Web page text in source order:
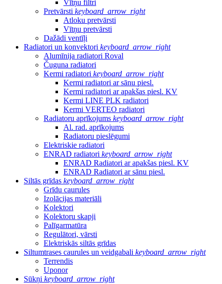
Vītņu filtri
Pretvārsti keyboard_arrow_right
Atloku pretvārsti
Vītņu pretvārsti
Dažādi ventīļi
Radiatori un konvektori keyboard_arrow_right
Alumīnija radiatori Roval
Čuguna radiatori
Kermi radiatori keyboard_arrow_right
Kermi radiatori ar sānu piesl.
Kermi radiatori ar apakšas piesl. KV
Kermi LINE PLK radiatori
Kermi VERTEO radiatori
Radiatoru aprīkojums keyboard_arrow_right
Al. rad. aprīkojums
Radiatoru pieslēgumi
Elektriskie radiatori
ENRAD radiatori keyboard_arrow_right
ENRAD Radiatori ar apakšas piesl. KV
ENRAD Radiatori ar sānu piesl.
Siltās grīdas keyboard_arrow_right
Grīdu caurules
Izolācijas materiāli
Kolektori
Kolektoru skapji
Palīgarmatūra
Regulātori, vārsti
Elektriskās siltās grīdas
Siltumtrases caurules un veidgabali keyboard_arrow_right
Terrendis
Uponor
Sūkņi keyboard_arrow_right